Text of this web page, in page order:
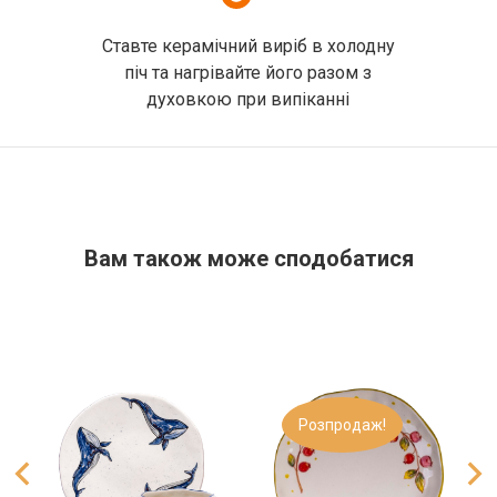
Ставте керамічний виріб в холодну
піч та нагрівайте його разом з
духовкою при випіканні
Вам також може сподобатися​
Розпродаж!